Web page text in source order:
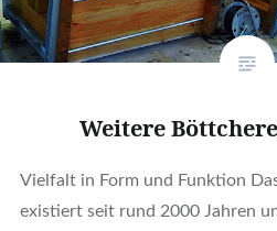
Weitere
Vielfalt in Form und Funktion
existiert seit rund 2000 Jahren